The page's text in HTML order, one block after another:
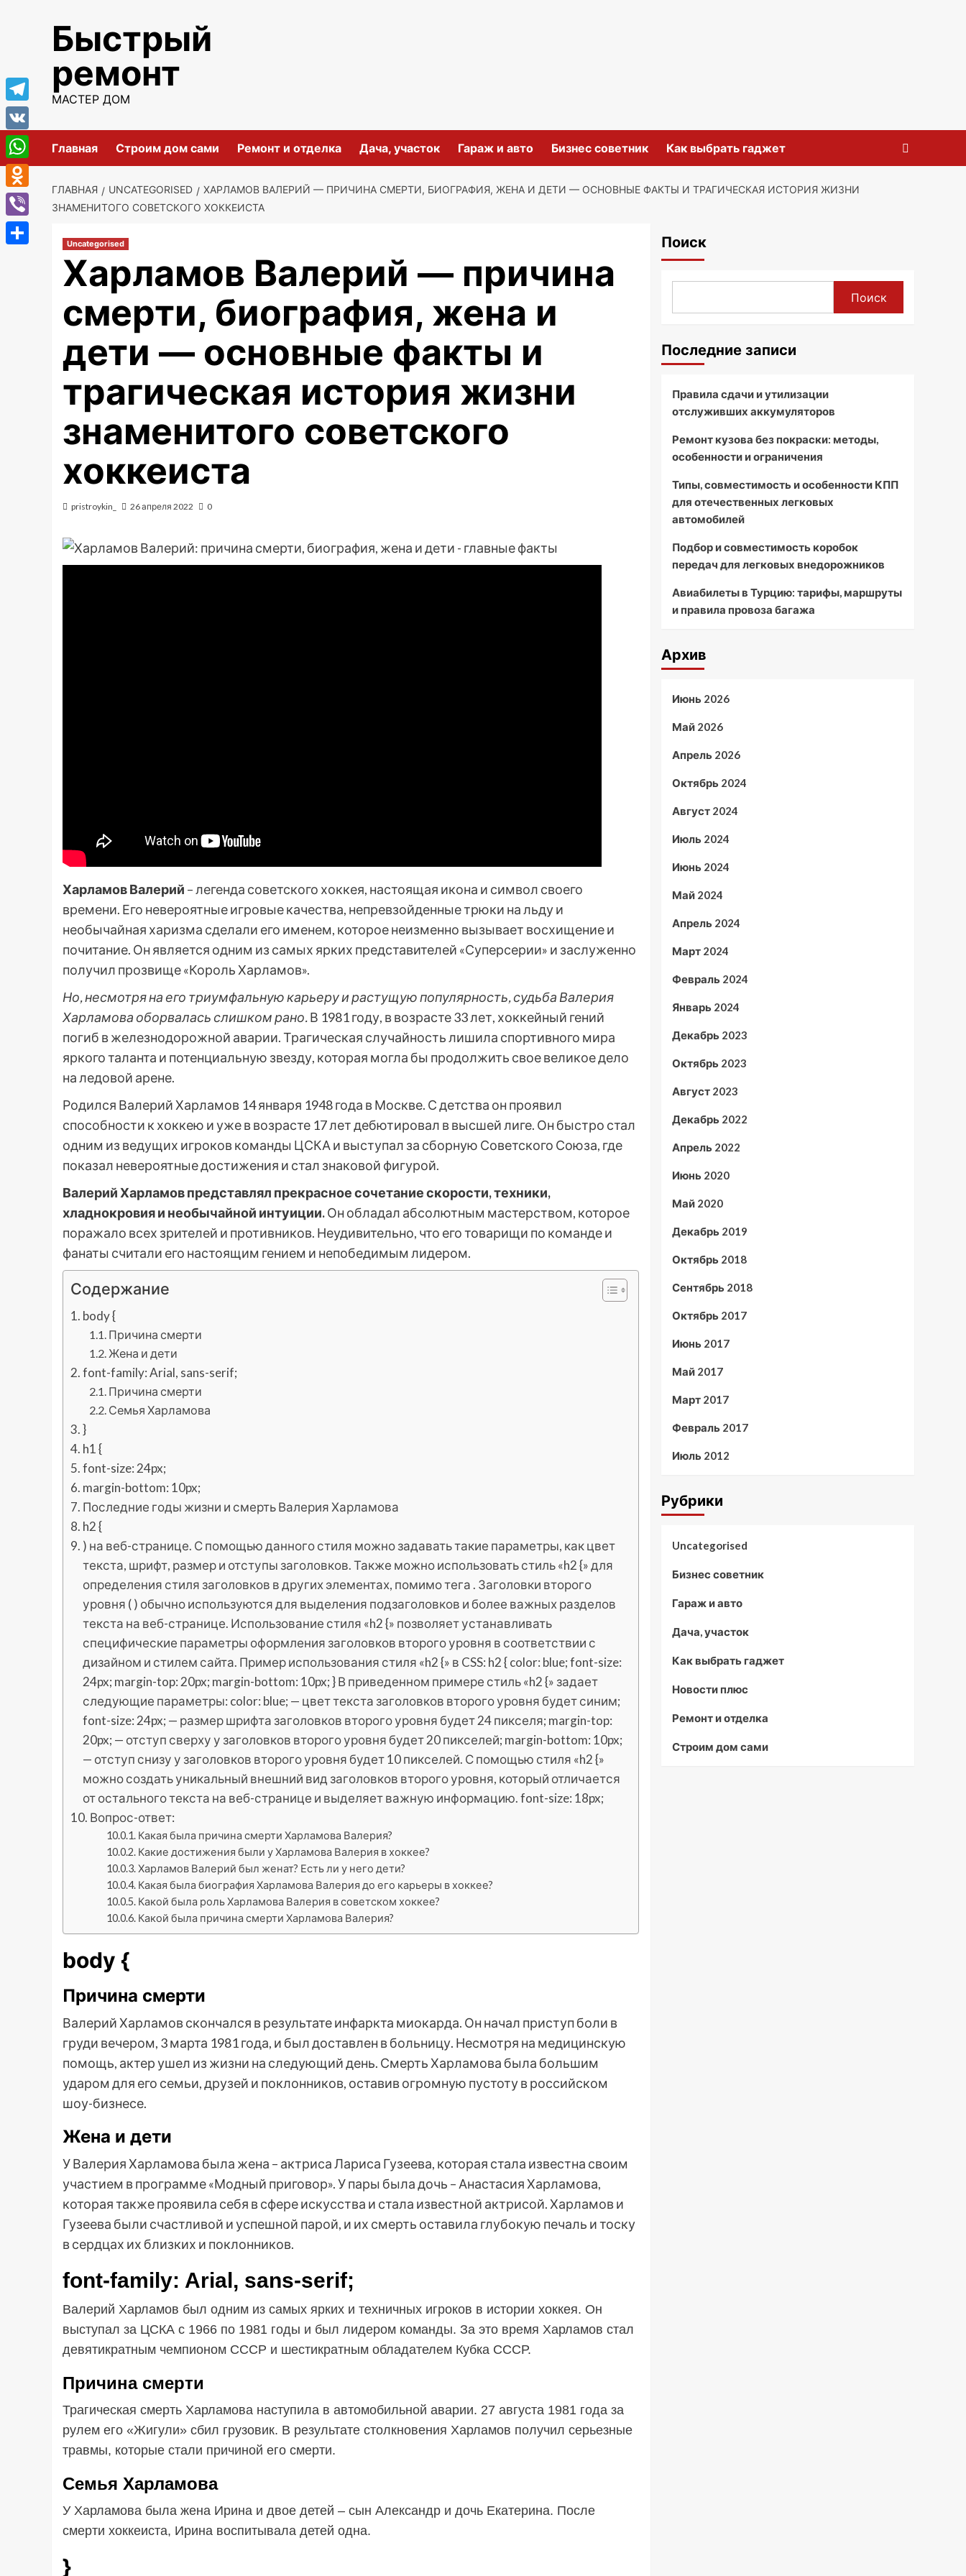
содержимомуБыстрый
ремонт
МАСТЕР ДОМ
Главная Строим дом сами Ремонт и отделка Дача, участок Гараж и авто Бизнес советник Как выбрать гаджет
ГЛАВНАЯ UNCATEGORISED
ХАРЛАМОВ ВАЛЕРИЙ — ПРИЧИНА СМЕРТИ, БИОГРАФИЯ, ЖЕНА И ДЕТИ — ОСНОВНЫЕ ФАКТЫ И ТРАГИЧЕСКАЯ ИСТОРИЯ ЖИЗНИ
ЗНАМЕНИТОГО СОВЕТСКОГО ХОККЕИСТА
Uncategorised
Харламов Валерий — причина
смерти, биография, жена и
дети — основные факты и
трагическая история жизни
знаменитого советского
хоккеиста
pristroykin_ 26 апреля 2022 0
Харламов Валерий – легенда советского хоккея, настоящая икона и символ своего
времени. Его невероятные игровые качества, непревзойденные трюки на льду и
необычайная харизма сделали его именем, которое неизменно вызывает восхищение и
почитание. Он является одним из самых ярких представителей «Суперсерии» и заслуженно
получил прозвище «Король Харламов».
Но, несмотря на его триумфальную карьеру и растущую популярность, судьба Валерия
Харламова оборвалась слишком рано.В 1981 году, в возрасте 33 лет, хоккейный гений
погиб в железнодорожной аварии. Трагическая случайность лишила спортивного мира
яркого таланта и потенциальную звезду, которая могла бы продолжить свое великое дело
на ледовой арене.
Родился Валерий Харламов 14 января 1948 года в Москве. С детства он проявил
способности к хоккею и уже в возрасте 17 лет дебютировал в высшей лиге. Он быстро стал
одним из ведущих игроков команды ЦСКА и выступал за сборную Советского Союза, где
показал невероятные достижения и стал знаковой фигурой.
Валерий Харламов представлял прекрасное сочетание скорости, техники,
хладнокровия и необычайной интуиции.Он обладал абсолютным мастерством, которое
поражало всех зрителей и противников. Неудивительно, что его товарищи по команде и
фанаты считали его настоящим гением и непобедимым лидером.
Содержание
body {
Причина смерти
Жена и дети
font-family: Arial, sans-serif;
Причина смерти
Семья Харламова
}
h1 {
font-size: 24px;
margin-bottom: 10px;
Последние годы жизни и смерть Валерия Харламова
h2 {
) на веб-странице. С помощью данного стиля можно задавать такие параметры, как цвет
текста, шрифт, размер и отступы заголовков. Также можно использовать стиль «h2 {» для
определения стиля заголовков в других элементах, помимо тега . Заголовки второго
уровня ( ) обычно используются для выделения подзаголовков и более важных разделов
текста на веб-странице. Использование стиля «h2 {» позволяет устанавливать
специфические параметры оформления заголовков второго уровня в соответствии с
дизайном и стилем сайта. Пример использования стиля «h2 {» в CSS: h2 { color: blue; font-size:
24px; margin-top: 20px; margin-bottom: 10px; } В приведенном примере стиль «h2 {» задает
следующие параметры: color: blue; — цвет текста заголовков второго уровня будет синим;
font-size: 24px; — размер шрифта заголовков второго уровня будет 24 пикселя; margin-top:
20px; — отступ сверху у заголовков второго уровня будет 20 пикселей; margin-bottom: 10px;
— отступ снизу у заголовков второго уровня будет 10 пикселей. С помощью стиля «h2 {»
можно создать уникальный внешний вид заголовков второго уровня, который отличается
от остального текста на веб-странице и выделяет важную информацию. font-size: 18px;
Вопрос-ответ:
Какая была причина смерти Харламова Валерия?
Какие достижения были у Харламова Валерия в хоккее?
Харламов Валерий был женат? Есть ли у него дети?
Какая была биография Харламова Валерия до его карьеры в хоккее?
Какой была роль Харламова Валерия в советском хоккее?
Какой была причина смерти Харламова Валерия?
body {
Причина смерти
Валерий Харламов скончался в результате инфаркта миокарда. Он начал приступ боли в
груди вечером, 3 марта 1981 года, и был доставлен в больницу. Несмотря на медицинскую
помощь, актер ушел из жизни на следующий день. Смерть Харламова была большим
ударом для его семьи, друзей и поклонников, оставив огромную пустоту в российском
шоу-бизнесе.
Жена и дети
У Валерия Харламова была жена – актриса Лариса Гузеева, которая стала известна своим
участием в программе «Модный приговор». У пары была дочь – Анастасия Харламова,
которая также проявила себя в сфере искусства и стала известной актрисой. Харламов и
Гузеева были счастливой и успешной парой, и их смерть оставила глубокую печаль и тоску
в сердцах их близких и поклонников.
font-family: Arial, sans-serif;
Валерий Харламов был одним из самых ярких и техничных игроков в истории хоккея. Он
выступал за ЦСКА с 1966 по 1981 годы и был лидером команды. За это время Харламов стал
девятикратным чемпионом СССР и шестикратным обладателем Кубка СССР.
Причина смерти
Трагическая смерть Харламова наступила в автомобильной аварии. 27 августа 1981 года за
рулем его «Жигули» сбил грузовик. В результате столкновения Харламов получил серьезные
травмы, которые стали причиной его смерти.
Семья Харламова
У Харламова была жена Ирина и двое детей – сын Александр и дочь Екатерина. После
смерти хоккеиста, Ирина воспитывала детей одна.
}
Поиск
Поиск
Последние записи
Правила сдачи и утилизации
отслуживших аккумуляторов
Ремонт кузова без покраски: методы,
особенности и ограничения
Типы, совместимость и особенности КПП
для отечественных легковых
автомобилей
Подбор и совместимость коробок
передач для легковых внедорожников
Авиабилеты в Турцию: тарифы, маршруты
и правила провоза багажа
Архив
Июнь 2026
Май 2026
Апрель 2026
Октябрь 2024
Август 2024
Июль 2024
Июнь 2024
Май 2024
Апрель 2024
Март 2024
Февраль 2024
Январь 2024
Декабрь 2023
Октябрь 2023
Август 2023
Декабрь 2022
Апрель 2022
Июнь 2020
Май 2020
Декабрь 2019
Октябрь 2018
Сентябрь 2018
Октябрь 2017
Июнь 2017
Май 2017
Март 2017
Февраль 2017
Июль 2012
Рубрики
Uncategorised
Бизнес советник
Гараж и авто
Дача, участок
Как выбрать гаджет
Новости плюс
Ремонт и отделка
Строим дом сами
Telegram
VK
WhatsApp
Odnoklassniki
Viber